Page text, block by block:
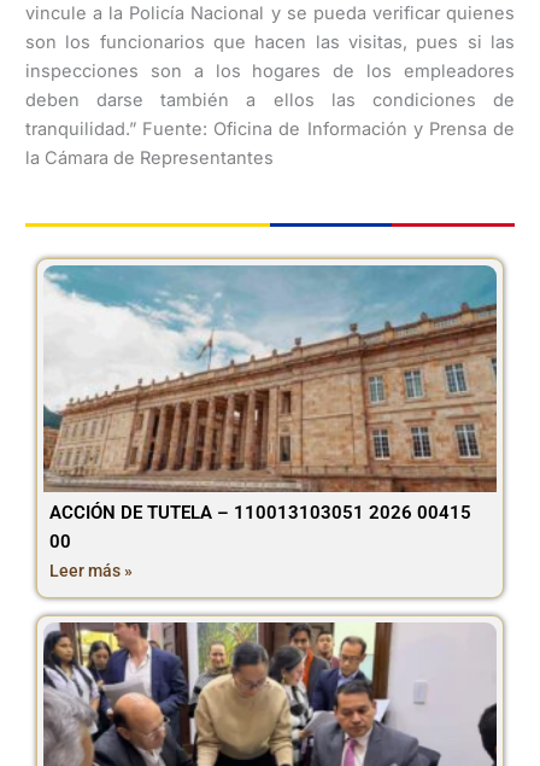
vincule a la Policía Nacional y se pueda verificar quienes
son los funcionarios que hacen las visitas, pues si las
inspecciones son a los hogares de los empleadores
deben darse también a ellos las condiciones de
tranquilidad.” Fuente: Oficina de Información y Prensa de
la Cámara de Representantes
ACCIÓN DE TUTELA – 110013103051 2026 00415
00
Leer más »